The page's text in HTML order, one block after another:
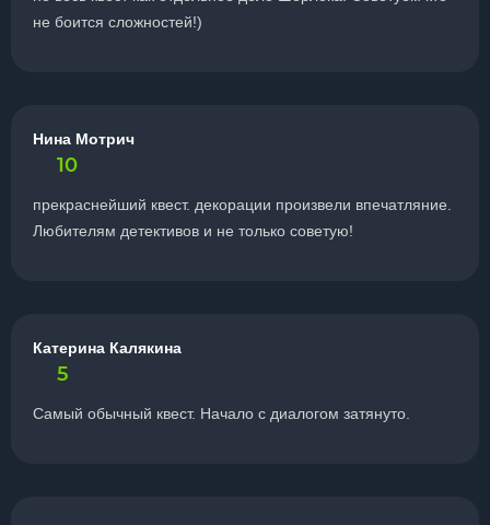
не боится сложностей!)
Нина Мотрич
10
прекраснейший квест. декорации произвели впечатляние.
Любителям детективов и не только советую!
Катерина Калякина
5
Самый обычный квест. Начало с диалогом затянуто.